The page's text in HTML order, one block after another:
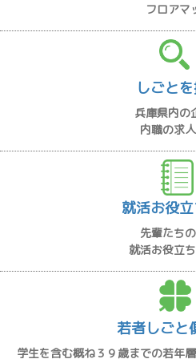
フロアマ
しごと
兵庫県内の
内職の求
就活お役
先輩たち
就活お役立
若者しごと
学生を含む概ね３９歳までの若年